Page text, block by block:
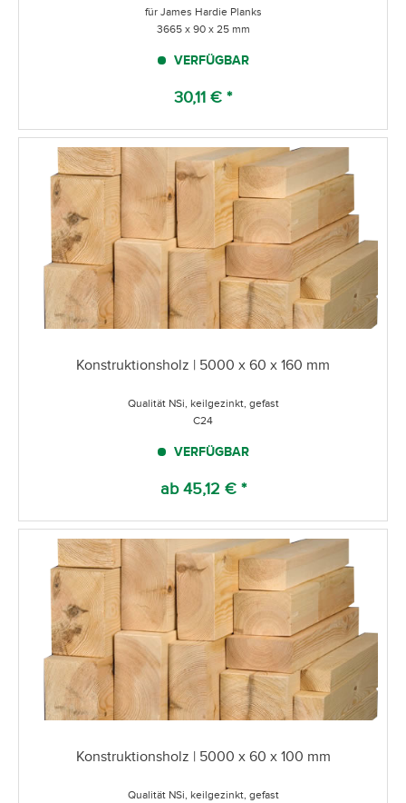
für James Hardie Planks
3665 x 90 x 25 mm
VERFÜGBAR
30,11 € *
Konstruktionsholz | 5000 x 60 x 160 mm
Qualität NSi, keilgezinkt, gefast
C24
VERFÜGBAR
ab 45,12 € *
Konstruktionsholz | 5000 x 60 x 100 mm
Qualität NSi, keilgezinkt, gefast